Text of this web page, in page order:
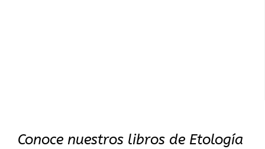
Conoce nuestros libros de Etología